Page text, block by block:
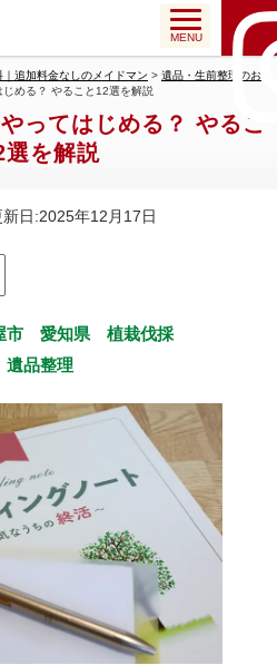
MENU
追加料金なしのメイドマン > 遺品・生前整理のお
める？ やること12選を解説
ってはじめる？ やるこ
選を解説
日:2025年12月17日
市 愛知県
植栽伐採
遺品整理